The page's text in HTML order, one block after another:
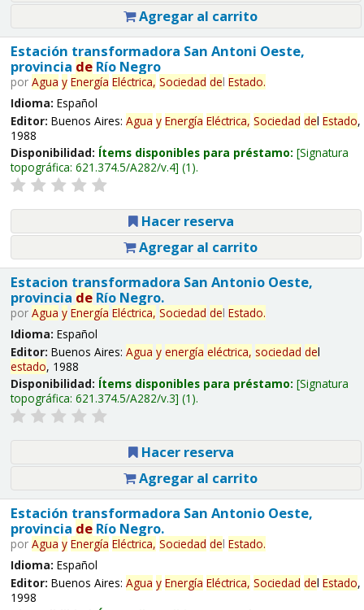
Agregar al carrito
Estación transformadora San Antoni Oeste,
provincia deRío Negro
por Agua y Energía Eléctrica, Sociedad del Estado.
Idioma: Español
Editor: Buenos Aires: Agua y Energía Eléctrica, Sociedad del Estado,
1988
Disponibilidad: Ítems disponibles para préstamo: Signatura
topográfica: 621.374.5/A282/v.4 (1).
Hacer reserva
Agregar al carrito
Estacion transformadora San Antonio Oeste,
provincia deRío Negro.
por Agua y Energía Eléctrica, Sociedad del Estado.
Idioma: Español
Editor: Buenos Aires: Agua y energía eléctrica, sociedad del
estado, 1988
Disponibilidad: Ítems disponibles para préstamo: Signatura
topográfica: 621.374.5/A282/v.3 (1).
Hacer reserva
Agregar al carrito
Estación transformadora San Antonio Oeste,
provincia deRío Negro.
por Agua y Energía Eléctrica, Sociedad del Estado.
Idioma: Español
Editor: Buenos Aires: Agua y Energía Eléctrica, Sociedad del Estado,
1998